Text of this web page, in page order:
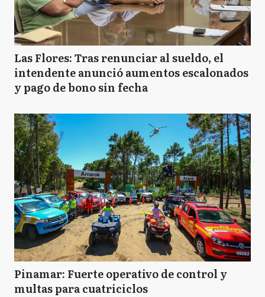
Las Flores: Tras renunciar al sueldo, el
intendente anunció aumentos escalonados
y pago de bono sin fecha
Pinamar: Fuerte operativo de control y
multas para cuatriciclos